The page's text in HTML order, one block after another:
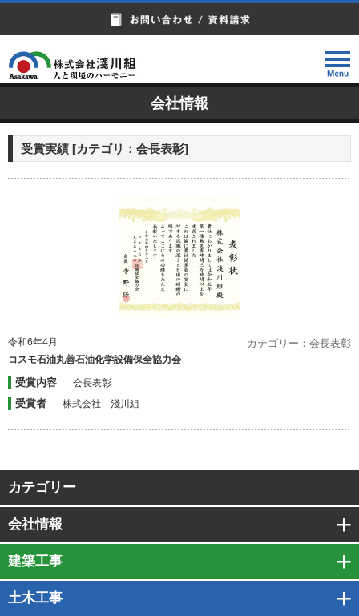
会社情報
受賞実績 [カテゴリ： 会長表彰]
令和6年4月 カテゴリー：会長表彰
コスモ石油丸善石油化学設備保全協力会
受賞内容 会長表彰
受賞者 株式会社 淺川組
カテゴリー
会社情報
建築工事
土木工事